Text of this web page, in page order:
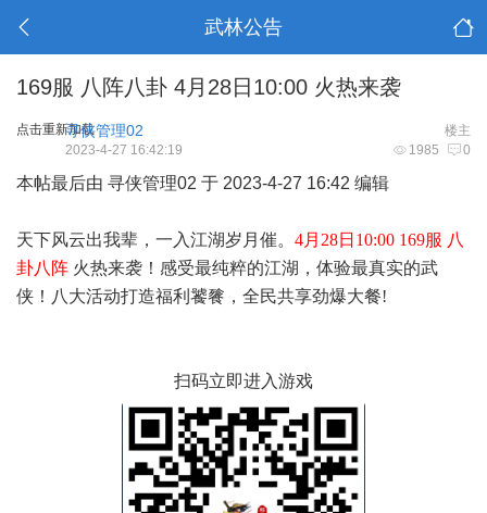
武林公告
169服 八阵八卦 4月28日10:00 火热来袭
点击重新加载 楼主
寻侠管理02
1985 0
2023-4-27 16:42:19
本帖最后由 寻侠管理02 于 2023-4-27 16:42 编辑
天下风云出我辈，一入江湖岁月催。 4月28日10:00 169服 八
卦八阵 火热来袭！感受最纯粹的江湖，体验最真实的武
侠！八大活动打造福利饕餮，全民共享劲爆大餐!
扫码立即进入游戏